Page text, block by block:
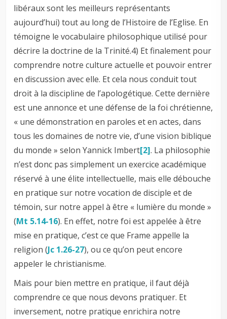
libéraux sont les meilleurs représentants
aujourd’hui) tout au long de l’Histoire de l’Eglise. En
témoigne le vocabulaire philosophique utilisé pour
décrire la doctrine de la Trinité.4) Et finalement pour
comprendre notre culture actuelle et pouvoir entrer
en discussion avec elle. Et cela nous conduit tout
droit à la discipline de l’apologétique. Cette dernière
est une annonce et une défense de la foi chrétienne,
« une démonstration en paroles et en actes, dans
tous les domaines de notre vie, d’une vision biblique
du monde » selon Yannick Imbert[2]. La philosophie
n’est donc pas simplement un exercice académique
réservé à une élite intellectuelle, mais elle débouche
en pratique sur notre vocation de disciple et de
témoin, sur notre appel à être « lumière du monde »
(Mt 5.14-16). En effet, notre foi est appelée à être
mise en pratique, c’est ce que Frame appelle la
religion (Jc 1.26-27), ou ce qu’on peut encore
appeler le christianisme.
Mais pour bien mettre en pratique, il faut déjà
comprendre ce que nous devons pratiquer. Et
inversement, notre pratique enrichira notre